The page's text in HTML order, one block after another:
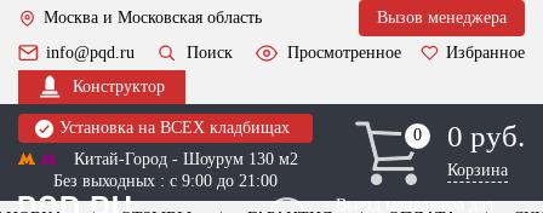
Москва и Московская область
Вызов менеджера
info@pqd.ru
Поиск Просмотренное
Избранное
Конструктор
Установка на ВСЕХ кладбищах
Китай-Город - Шоурум 130 м2
Без выходных : с 9:00 до 21:00
0
0 0 руб.
Корзина
Выезд менеджера для